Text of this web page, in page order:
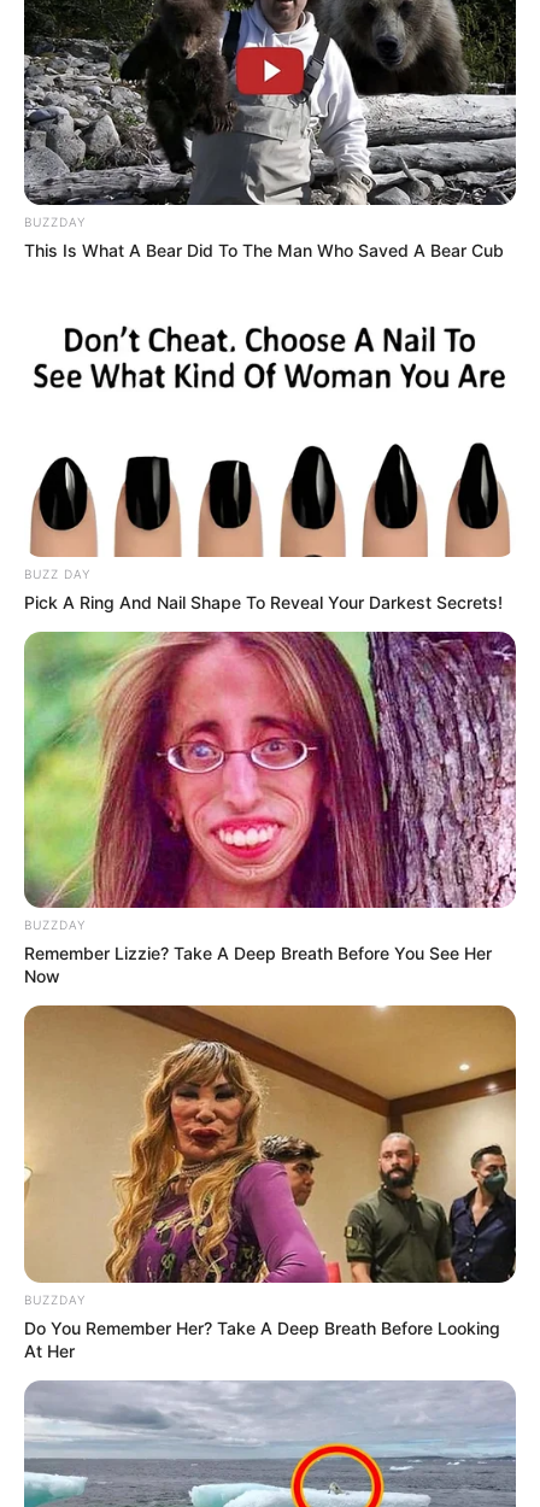
Το τέρας που ζει στις υπόγειες στοές
του Αγίου Όρους..
Σάββατο, 17 Σεπτεμβρίου 2022, 16:21
Ο πόλεμος στην Ουκρανία
περνάει στην πολύ
σημαντική αλλά και
επικίνδυνη δεύτερη...
Πίσω στον Μεσαίωνα: Η ΕΕ
χωρίς φθηνό ηλεκτρικό
ρεύμα, διολισθαίνει στη
φτώχεια...
Οι ουκρανικές αντεπιθέσεις
και η ρωσική στρατηγική
που θυμίζει το Κουρσκ- Μια...
“Αντιεμβολιαστής,
ρωσόφιλος, ψεκασμένος”: το
τρίπτυχο του σύγχρονου
πολιτικού επαναστάτη.
ΛΙΓΑ ΛΟΓΙΑ ΓΙΑ ΜΕΝΑ
Πέμπτη, 22 Οκτωβρίου 2020, 20:06
ΓΕΙΑ ΣΑΣ….ΚΑΛΩΣ ΗΛΘΑΤΕ ΣΤΗΝ ΙΣΤΟΣΕΛΙΔΑ...
ΑΛΕΞΑΝΔΡΟΣ ΖΕΥΣ Ο
ΑΡΧΗΓΟΣ ΤΩΝ ΕΛ. Ο
ΑΠΟΛΥΤΟΣ ΚΥΡΙΑΡΧΟΣ.
ΕΙΝΑΙ ΕΔΩ, ΕΙΝΑΙ...
ΕΙΜΑΣΤΕ ΣΤΗΝ ΤΕΛΙΚΗ
ΕΥΘΕΙΑ.. ΕΙΝΑΙ ΕΔΩ.. ΕΙΝΑΙ
ΜΑΖΙ ΜΑΣ, ΜΑΣ
ΠΡΟΣΤΑΤΕΥΟΥΝ ΚΑΙ...
BUZZDAY
This Is What A Bear Did To The Man Who Saved A Bear Cub
BUZZ DAY
Pick A Ring And Nail Shape To Reveal Your Darkest Secrets!
BUZZDAY
Remember Lizzie? Take A Deep Breath Before You See Her
Now
BUZZDAY
Do You Remember Her? Take A Deep Breath Before Looking
At Her